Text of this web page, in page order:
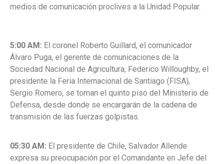
medios de comunicación proclives a la Unidad Popular.
5:00 AM: El coronel Roberto Guillard, el comunicador
Álvaro Puga, el gerente de comunicaciones de la
Sociedad Nacional de Agricultura, Federico Willoughby, el
presidente la Feria Internacional de Santiago (FISA),
Sergio Romero, se toman el quinto piso del Ministerio de
Defensa, desde donde se encargarán de la cadena de
transmisión de las fuerzas golpistas.
05:30 AM: El presidente de Chile, Salvador Allende
expresa su preocupación por el Comandante en Jefe del